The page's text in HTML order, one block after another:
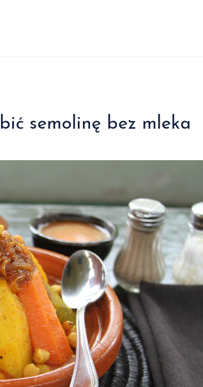
semolinę bez mleka